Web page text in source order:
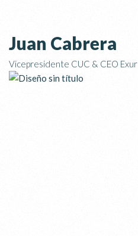
Juan Cabrera
Vicepresidente CUC & CEO Exur